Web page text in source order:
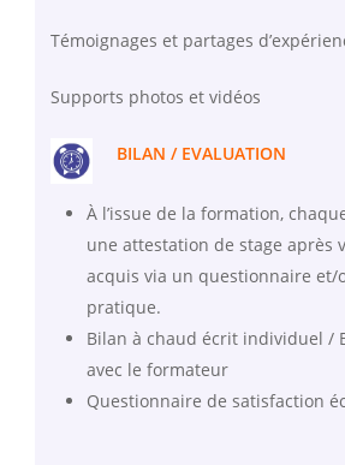
Témoignages et partages
Supports photos et vidéos
BILAN / EVALUATION
À l’issue de la formation,
une attestation de stage après
acquis via un questionnaire et/
pratique.
Bilan à chaud écrit individuel /
avec le formateur
Questionnaire de satisfaction